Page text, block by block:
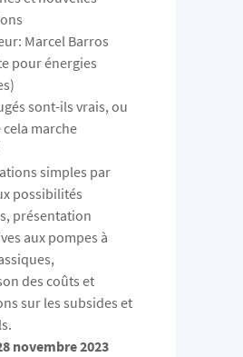
Marcel Barros
pour énergies
sont-ils vrais, ou
cela marche
simples par
possibilités
présentation
aux pompes à
des coûts et
sur les subsides et
novembre 2023